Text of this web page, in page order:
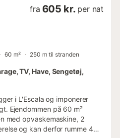
fra 605 kr. per nat
60 m² 250 m til stranden
TV, Have, Sengetøj,
i L'Escala og imponerer
Ejendommen på 60 m²
med opvaskemaskine, 2
og kan derfor rumme 4